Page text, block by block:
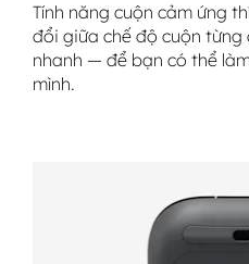
Tính năng cuộn cảm ứng
đổi giữa chế độ cuộn từng
nhanh — để bạn có thể
mình.